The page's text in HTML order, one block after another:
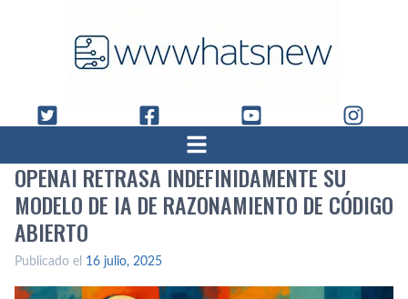
OPENAI RETRASA INDEFINIDAMENTE SU
MODELO DE IA DE RAZONAMIENTO DE CÓDIGO
ABIERTO
Publicado el 16 julio, 2025